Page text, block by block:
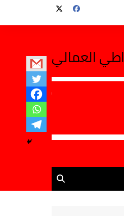
العمالي